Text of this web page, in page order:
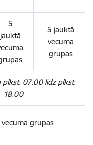
5
jauktā
5 jauktā
vecuma
grupas
plkst. 07.00 līdz plkst.
18.00
grupas